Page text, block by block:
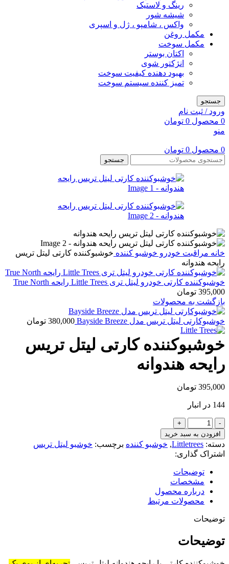
رینگ و لاستیک
شیشه شور
واکس ، شامپو ، ژل و اسپری
مکمل روغن
مکمل سوخت
اکتان بوستر
انژکتور شوی
بهبود دهنده کیفیت سوخت
تمیز کننده سیستم سوخت
جستجو
ورود / ثبت نام
0 محصول 0 تومان
منو
0 محصول 0 تومان
جستجو
خانه مراقبت خودرو خوشبو کننده خوشبوکننده کارتی لیتل تریس
رایحه هندوانه
خوشبوکننده کارتی خودرو لیتل تری Little Trees رایحه True North
395,000 تومان
بازگشت به محصولات
خوشبوکارتی لیتل تریس مدل Bayside Breeze 380,000 تومان
خوشبوکننده کارتی لیتل تریس
رایحه هندوانه
395,000 تومان
144 در انبار
خوشبوکننده
کارتی
لیتل
تریس
رایحه
هندوانه
عدد
افزودن به سبد خرید
دسته: Littletrees
, خوشبو کننده برچسب: خوشبو لیتل تریس
اشتراک گذاری:
توضیحات
مشخصات
درباره محصول
محصولات مرتبط
توضیحات
توضیحات